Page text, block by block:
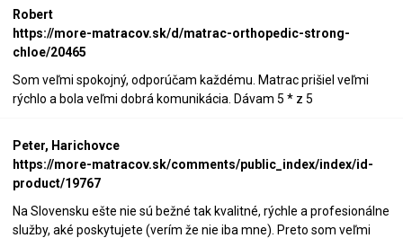
Robert
https://more-matracov.sk/d/matrac-orthopedic-strong-
chloe/20465
Som veľmi spokojný, odporúčam každému. Matrac prišiel veľmi
rýchlo a bola veľmi dobrá komunikácia. Dávam 5 * z 5
Peter, Harichovce
https://more-matracov.sk/comments/public_index/index/id-
product/19767
Na Slovensku ešte nie sú bežné tak kvalitné, rýchle a profesionálne
služby, aké poskytujete (verím že nie iba mne). Preto som veľmi